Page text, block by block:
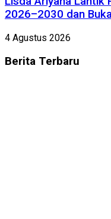
2026–2030 dan
4 Agustus 2026
Berita Terbaru